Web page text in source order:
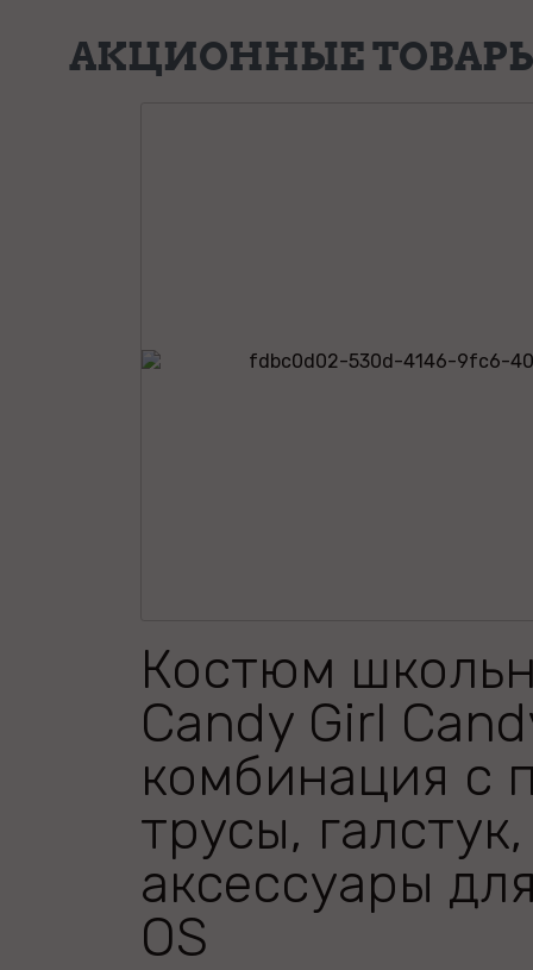
АКЦИОННЫЕ
Костюм
Candy Girl
комбинация с
трусы, галстук,
аксессуары
OS